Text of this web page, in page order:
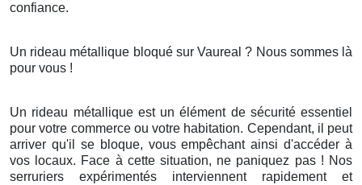
confiance.
Un rideau métallique bloqué sur Vaureal ? Nous sommes là
pour vous !
Un rideau métallique est un élément de sécurité essentiel
pour votre commerce ou votre habitation. Cependant, il peut
arriver qu'il se bloque, vous empêchant ainsi d'accéder à
vos locaux. Face à cette situation, ne paniquez pas ! Nos
serruriers expérimentés interviennent rapidement et